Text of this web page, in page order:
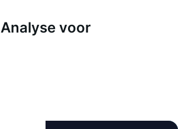
Analyse voor